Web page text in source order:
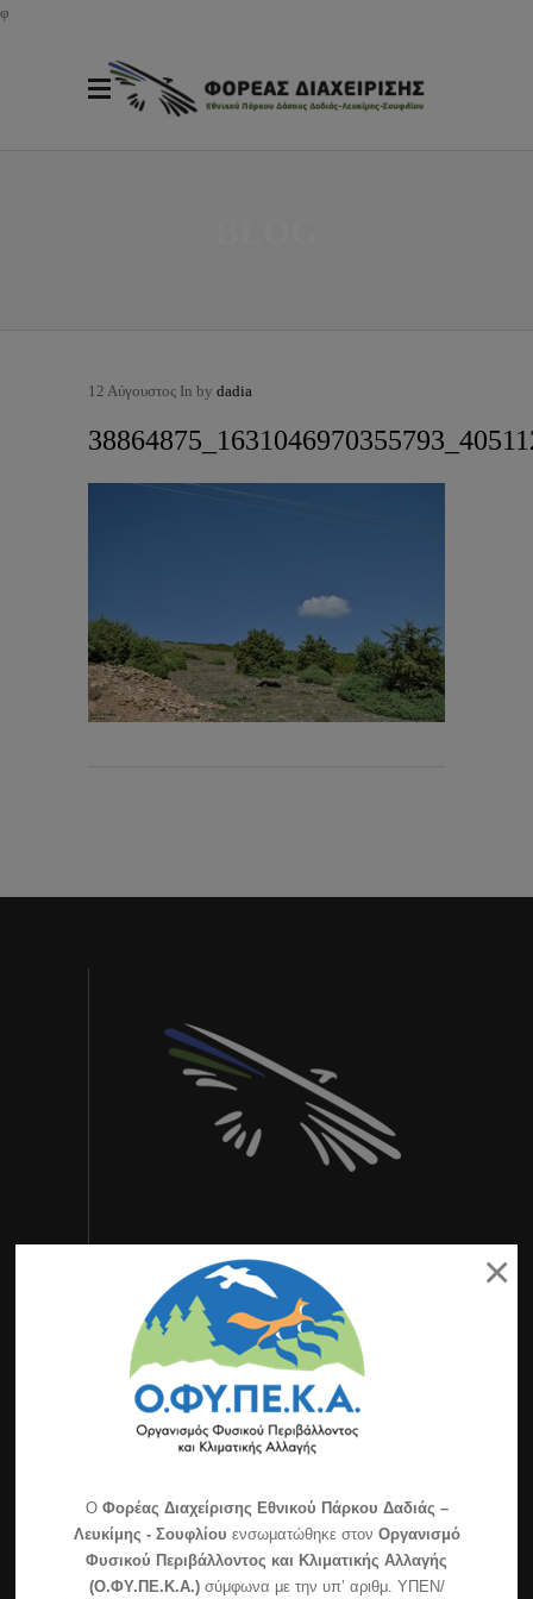
φ
12 Αύγουστος In by dadia
Τελευταία Νέα
Εορτασμός για τα 30 χρόνια της ημέρας Natura
προστασία του δάσους & την βελτίωση του
ενδιαιτήματος της άγριας πανίδας στο δασικό
σύμπλεγμα Δαδιάς-Λευκίμης-Σουφλίου (περιοχή
×
O Φορέας Διαχείρισης Εθνικού Πάρκου Δαδιάς –
Λευκίμης - Σουφλίου ενσωματώθηκε στον Οργανισμό
Φυσικού Περιβάλλοντος και Κλιματικής Αλλαγής
(Ο.ΦΥ.ΠΕ.Κ.Α.)σύμφωνα με την υπ’ αριθμ. ΥΠΕΝ/